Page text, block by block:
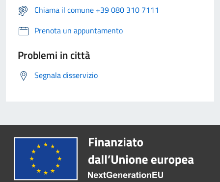
Chiama il comune +39 080 310 7111
Prenota un appuntamento
Problemi in città
Segnala disservizio